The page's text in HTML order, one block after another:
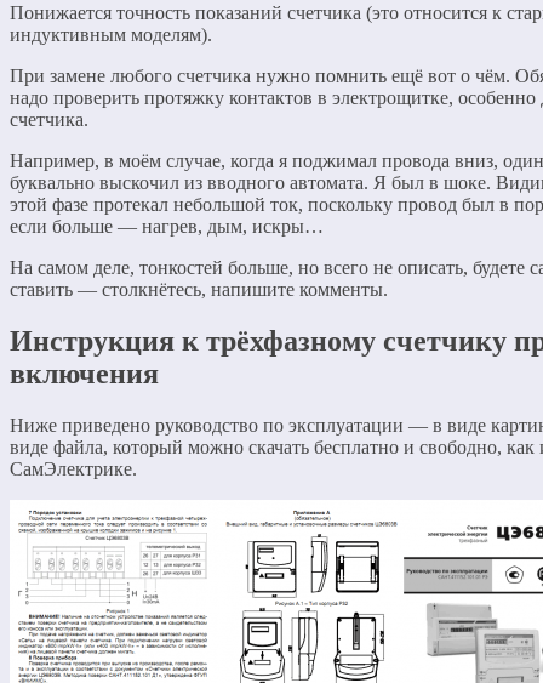
Понижается точность показаний счетчика (это относится к
индуктивным моделям).
При замене любого счетчика нужно помнить ещё вот о чём.
надо проверить протяжку контактов в электрощитке,
счетчика.
Например, в моём случае, когда я поджимал провода вниз,
буквально выскочил из вводного автомата. Я был в шоке.
этой фазе протекал небольшой ток, поскольку провод был в
если больше — нагрев, дым, искры…
На самом деле, тонкостей больше, но всего не описать, будете
ставить — столкнётесь, напишите комменты.
Инструкция к трёхфазному счетчику
включения
Ниже приведено руководство по эксплуатации — в виде
виде файла, который можно скачать бесплатно и свободно, как
СамЭлектрике.